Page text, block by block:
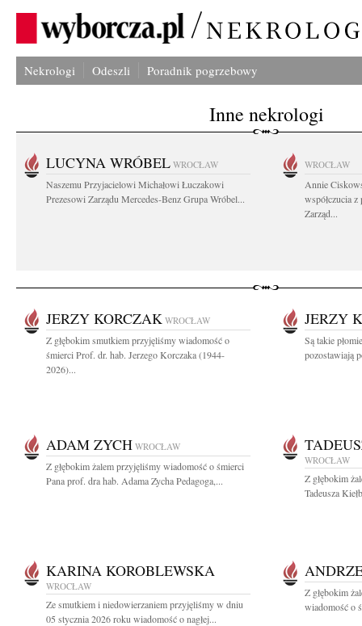
Nekrologi Odeszli Poradnik pogrzebowy
Inne nekrologi
LUCYNA WRÓBEL WROCŁAW
Naszemu Przyjacielowi Michałowi Łuczakowi
Prezesowi Zarządu Mercedes-Benz Grupa Wróbel...
WROCŁAW
Annie
współczucia
Zarząd...
JERZY KORCZAK WROCŁAW
Z głębokim smutkiem przyjęliśmy wiadomość o
śmierci Prof. dr. hab. Jerzego Korczaka (1944-
2026)...
JERZY
Są takie
pozostawiają
ADAM ZYCH WROCŁAW
Z głębokim żalem przyjęliśmy wiadomość o śmierci
Pana prof. dra hab. Adama Zycha Pedagoga,...
WROCŁAW
Z głębokim
Tadeusza
KARINA KOROBLEWSKA
WROCŁAW
Ze smutkiem i niedowierzaniem przyjęliśmy w dniu
05 stycznia 2026 roku wiadomość o nagłej...
Z głębokim
wiadomość o